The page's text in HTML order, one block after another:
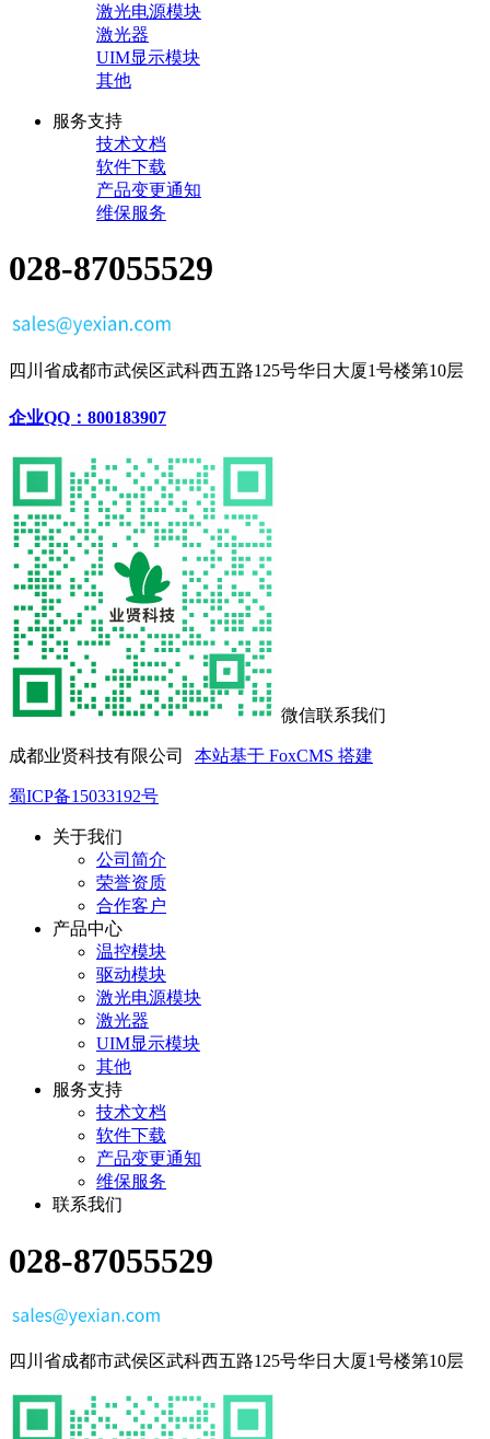
激光电源模块
激光器
UIM显示模块
其他
服务支持
技术文档
软件下载
产品变更通知
维保服务
028-87055529
四川省成都市武侯区武科西五路125号华日大厦1号楼第10层
企业QQ：800183907
微信联系我们
成都业贤科技有限公司 本站基于 FoxCMS 搭建
蜀ICP备15033192号
关于我们
公司简介
荣誉资质
合作客户
产品中心
温控模块
驱动模块
激光电源模块
激光器
UIM显示模块
其他
服务支持
技术文档
软件下载
产品变更通知
维保服务
联系我们
028-87055529
四川省成都市武侯区武科西五路125号华日大厦1号楼第10层